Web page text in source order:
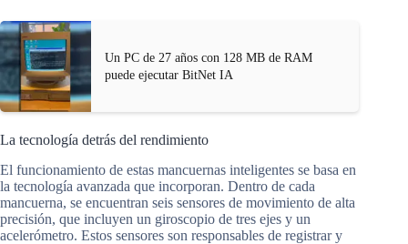
Un PC de 27 años con 128 MB de RAM
puede ejecutar BitNet IA
La tecnología detrás del rendimiento
El funcionamiento de estas mancuernas inteligentes se basa en
la tecnología avanzada que incorporan. Dentro de cada
mancuerna, se encuentran seis sensores de movimiento de alta
precisión, que incluyen un giroscopio de tres ejes y un
acelerómetro. Estos sensores son responsables de registrar y